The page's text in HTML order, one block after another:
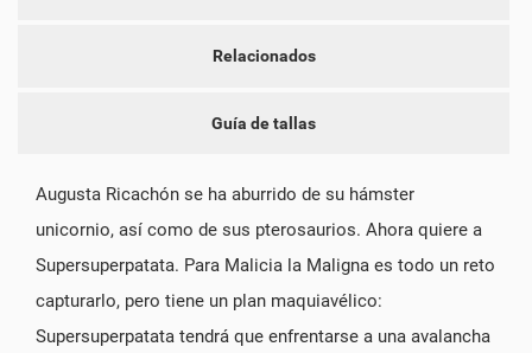
Relacionados
Guía de tallas
Augusta Ricachón se ha aburrido de su hámster
unicornio, así como de sus pterosaurios. Ahora quiere a
Supersuperpatata. Para Malicia la Maligna es todo un reto
capturarlo, pero tiene un plan maquiavélico:
Supersuperpatata tendrá que enfrentarse a una avalancha